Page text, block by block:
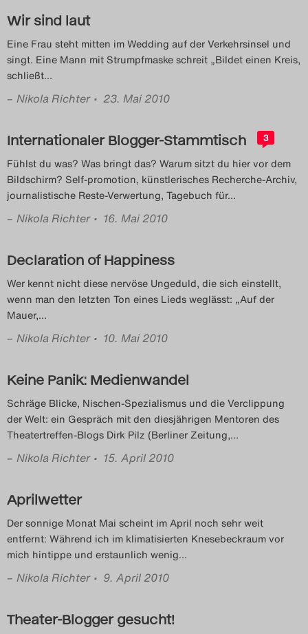
Wir sind laut
Eine Frau steht mitten im Wedding auf der Verkehrsinsel und
singt. Eine Mann mit Strumpfmaske schreit „Bildet einen Kreis,
schließt…
– Nikola Richter • 23. Mai 2010
Internationaler Blogger-Stammtisch 3
Fühlst du was? Was bringt das? Warum sitzt du hier vor dem
Bildschirm? Self-promotion, künstlerisches Recherche-Archiv,
journalistische Reste-Verwertung, Tagebuch für…
– Nikola Richter • 16. Mai 2010
Declaration of Happiness
Wer kennt nicht diese nervöse Ungeduld, die sich einstellt,
wenn man den letzten Ton eines Lieds weglässt: „Auf der
Mauer,…
– Nikola Richter • 10. Mai 2010
Keine Panik: Medienwandel
Schräge Blicke, Nischen-Spezialismus und die Verclippung
der Welt: ein Gespräch mit den diesjährigen Mentoren des
Theatertreffen-Blogs Dirk Pilz (Berliner Zeitung,…
– Nikola Richter • 15. April 2010
Aprilwetter
Der sonnige Monat Mai scheint im April noch sehr weit
entfernt: Während ich im klimatisierten Knesebeckraum vor
mich hintippe und erstaunlich wenig…
– Nikola Richter • 9. April 2010
Theater-Blogger gesucht!